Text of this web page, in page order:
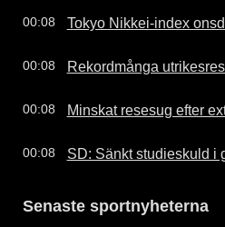
00:08 Tokyo Nikkei-index
00:08 Rekordmånga
00:08 Minskat resesug efter
00:08 SD: Sänkt studieskuld i
Senaste sportnyheterna